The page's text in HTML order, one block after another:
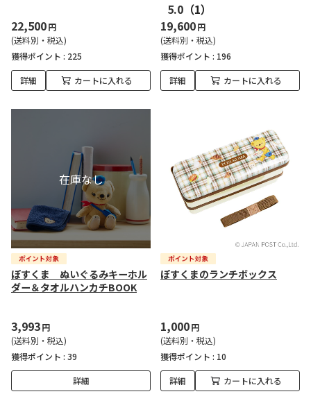
22,500円
(送料別・税込)
獲得ポイント : 225
詳細 カートに入れる
5.0 （1）
19,600円
(送料別・税込)
獲得ポイント : 196
詳細 カートに入れる
ぽすくま ぬいぐるみキーホル
ダー＆タオルハンカチBOOK
3,993円
(送料別・税込)
獲得ポイント : 39
詳細
ぽすくまのランチボックス
1,000円
(送料別・税込)
獲得ポイント : 10
詳細 カートに入れる